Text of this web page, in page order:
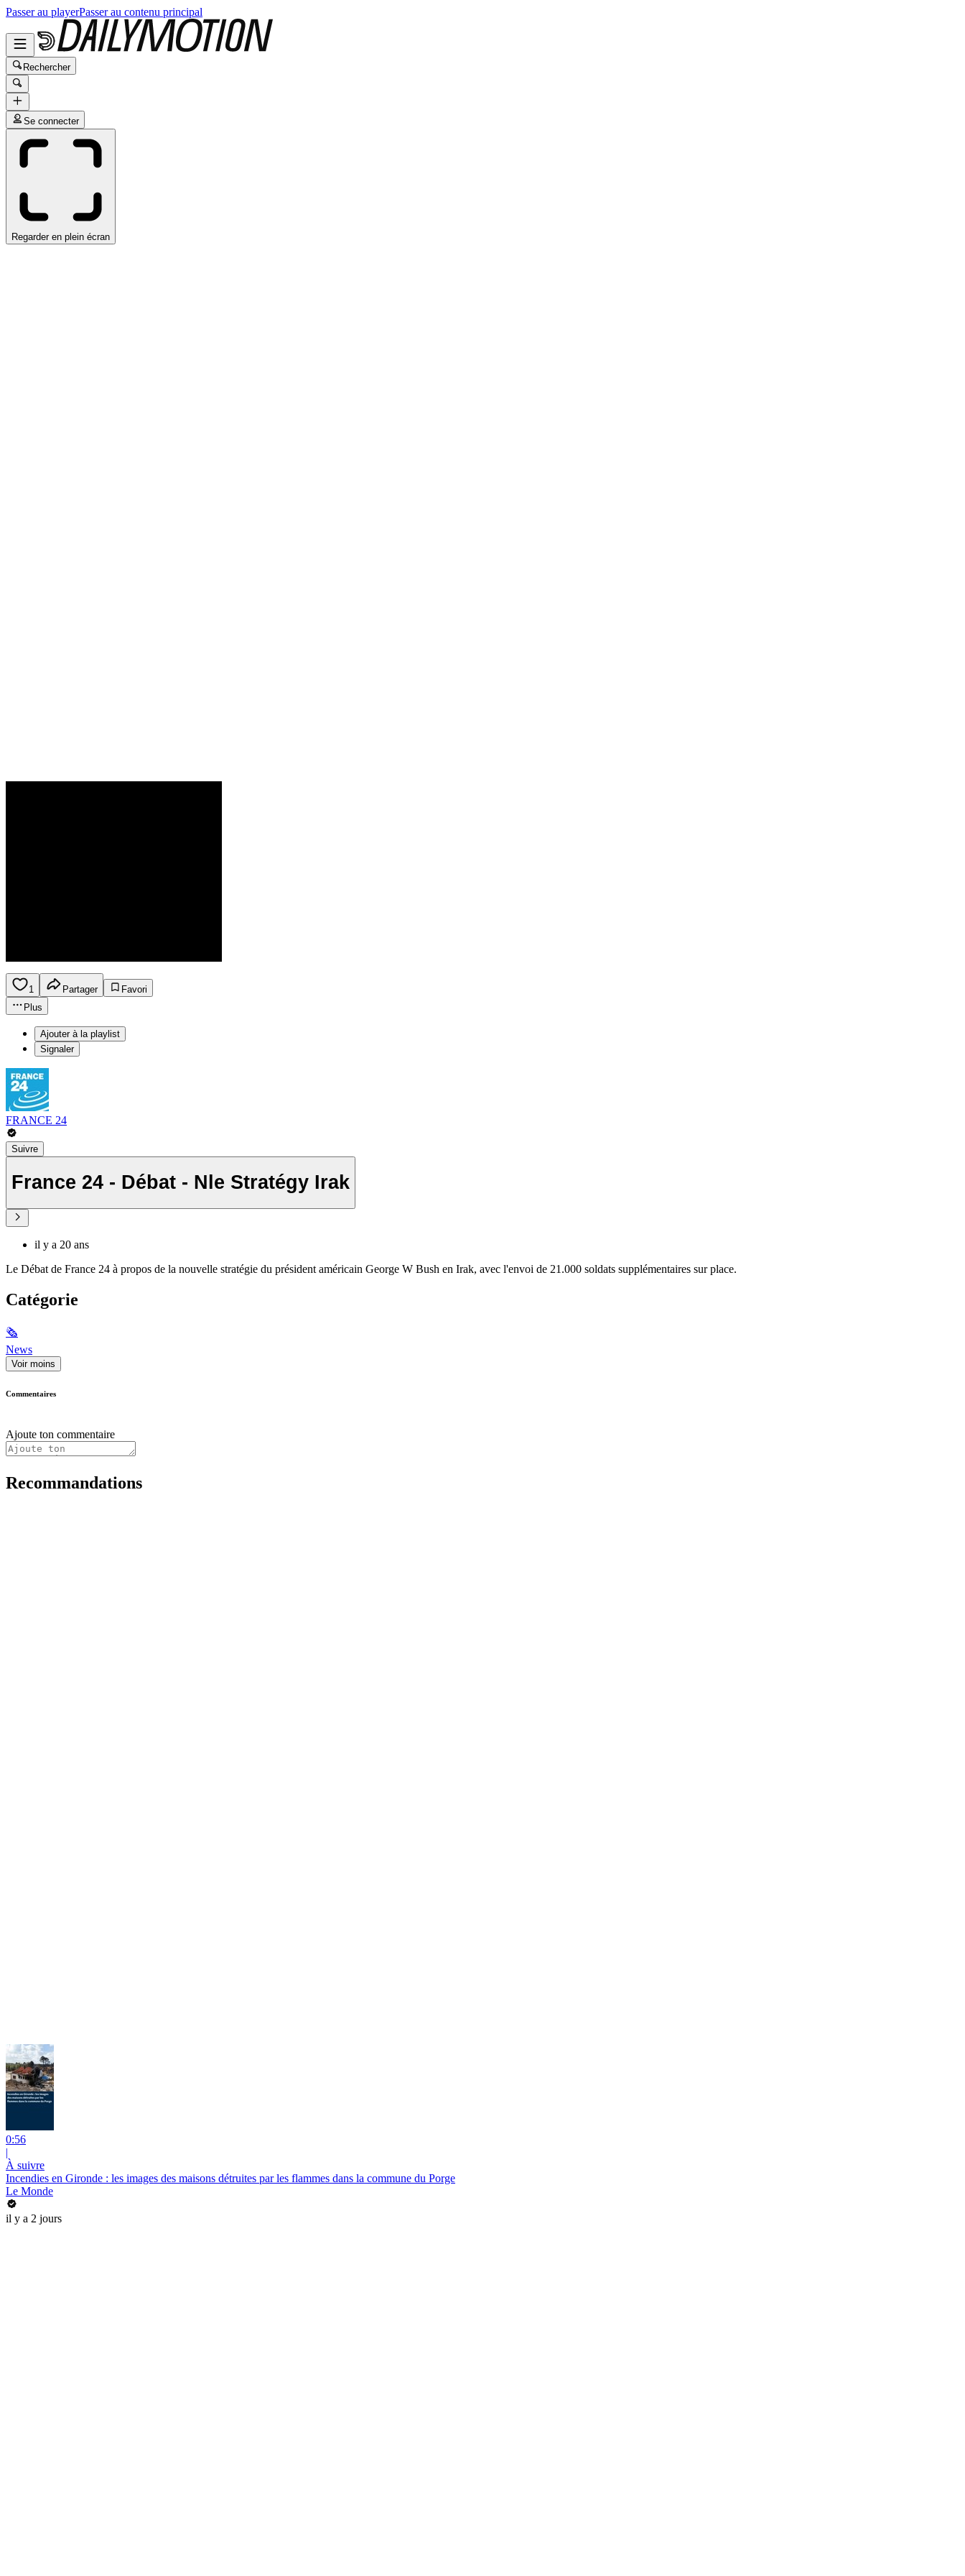
Passer au playerPasser au contenu principal
Rechercher
Se connecter
Regarder en plein écran
1 Partager
Favori
Plus
Ajouter à la playlist
Signaler
FRANCE 24
Suivre
France 24 - Débat - Nle Stratégy Irak
il y a 20 ans
Le Débat de France 24 à propos de la nouvelle stratégie du président américain George W Bush en Irak, avec l'envoi de 21.000 soldats supplémentaires sur place.
Catégorie
🗞
News
Voir moins
Commentaires
Ajoute ton commentaire
Recommandations
0:56
|
À suivre
Incendies en Gironde : les images des maisons détruites par les flammes dans la commune du Porge
Le Monde
il y a 2 jours